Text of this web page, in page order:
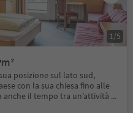
posizione sul lato sud,
con la sua chiesa fino alle
anche il tempo tra un’attività ...
1/5